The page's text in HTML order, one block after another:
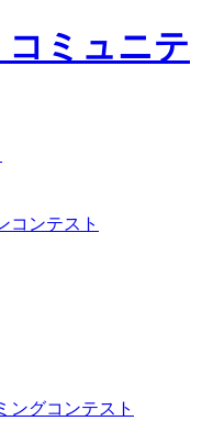
コンテスト
ングコンテスト